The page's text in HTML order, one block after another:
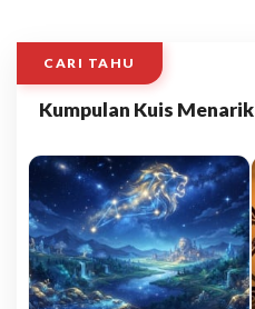
CARI TAHU
Kumpulan Kuis Menarik